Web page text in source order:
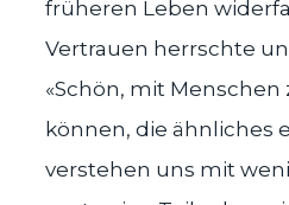
früheren Leben
Vertrauen herrschte
«Schön, mit
können, die ähnliches
verstehen uns mit